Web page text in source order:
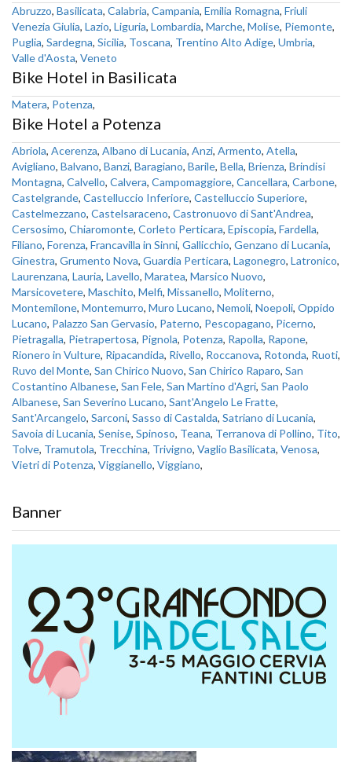
Abruzzo, Basilicata, Calabria, Campania, Emilia Romagna, Friuli
Venezia Giulia, Lazio, Liguria, Lombardia, Marche, Molise, Piemonte,
Puglia, Sardegna, Sicilia, Toscana, Trentino Alto Adige, Umbria,
Valle d'Aosta, Veneto
Bike Hotel in Basilicata
Matera, Potenza,
Bike Hotel a Potenza
Abriola, Acerenza, Albano di Lucania, Anzi, Armento, Atella,
Avigliano, Balvano, Banzi, Baragiano, Barile, Bella, Brienza, Brindisi
Montagna, Calvello, Calvera, Campomaggiore, Cancellara, Carbone,
Castelgrande, Castelluccio Inferiore, Castelluccio Superiore,
Castelmezzano, Castelsaraceno, Castronuovo di Sant'Andrea,
Cersosimo, Chiaromonte, Corleto Perticara, Episcopia, Fardella,
Filiano, Forenza, Francavilla in Sinni, Gallicchio, Genzano di Lucania,
Ginestra, Grumento Nova, Guardia Perticara, Lagonegro, Latronico,
Laurenzana, Lauria, Lavello, Maratea, Marsico Nuovo,
Marsicovetere, Maschito, Melfi, Missanello, Moliterno,
Montemilone, Montemurro, Muro Lucano, Nemoli, Noepoli, Oppido
Lucano, Palazzo San Gervasio, Paterno, Pescopagano, Picerno,
Pietragalla, Pietrapertosa, Pignola, Potenza, Rapolla, Rapone,
Rionero in Vulture, Ripacandida, Rivello, Roccanova, Rotonda, Ruoti,
Ruvo del Monte, San Chirico Nuovo, San Chirico Raparo, San
Costantino Albanese, San Fele, San Martino d'Agri, San Paolo
Albanese, San Severino Lucano, Sant'Angelo Le Fratte,
Sant'Arcangelo, Sarconi, Sasso di Castalda, Satriano di Lucania,
Savoia di Lucania, Senise, Spinoso, Teana, Terranova di Pollino, Tito,
Tolve, Tramutola, Trecchina, Trivigno, Vaglio Basilicata, Venosa,
Vietri di Potenza, Viggianello, Viggiano,
Banner